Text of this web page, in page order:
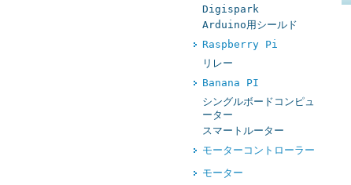
Digispark
Arduino用シールド
Raspberry Pi
リレー
Banana PI
シングルボードコンピュ
ーター
スマートルーター
モーターコントローラー
モーター